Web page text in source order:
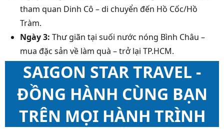
tham quan Dinh Cô – di chuyển đến Hồ Cốc/Hồ
Tràm.
Ngày 3: Thư giãn tại suối nước nóng Bình Châu –
mua đặc sản về làm quà – trở lại TP.HCM.
SAIGON STAR TRAVEL -
ĐỒNG HÀNH CÙNG BẠN
TRÊN MỌI HÀNH TRÌNH